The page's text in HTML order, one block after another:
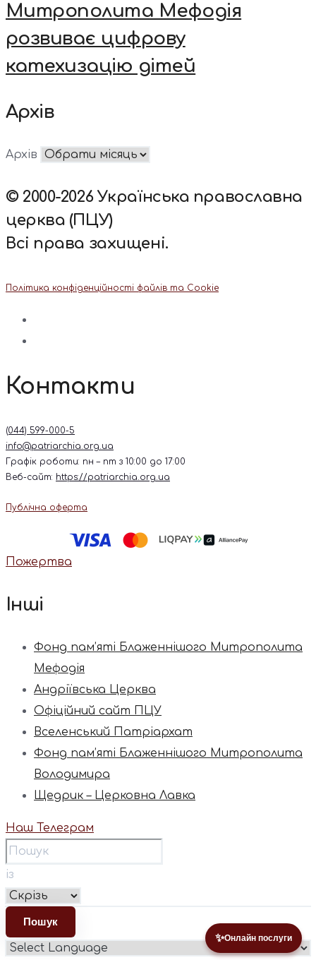
✨Онлайн послуги
Митрополита Мефодія
розвиває цифрову
катехизацію дітей
Архів
Архів
© 2000-2026 Українська православна
церква (ПЦУ)
Всі права захищені.
Політика конфіденційності файлів та Cookie
Контакти
(044) 599-000-5
info@patriarchia.org.ua
Графік роботи: пн – пт з 10:00 до 17:00
Веб-сайт: https://patriarchia.org.ua
Публічна оферта
Пожертва
Інші
Фонд пам’яті Блаженнішого Митрополита
Мефодія
Андріївська Церква
Офіційний сайт ПЦУ
Вселенський Патріархат
Фонд пам’яті Блаженнішого Митрополита
Володимира
Щедрик – Церковна Лавка
Наш Телеграм
із